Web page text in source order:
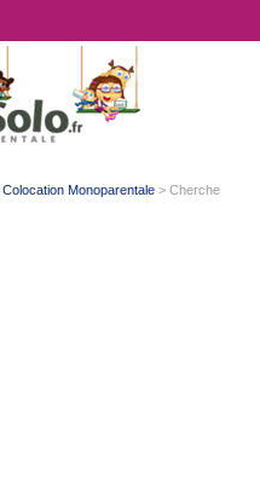
Colocation Monoparentale> Cherche